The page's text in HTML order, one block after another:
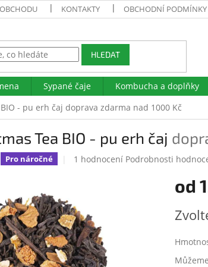
KONTAKTY OBCHODNÍ PODMÍNKY
HLEDAT
Sypané čaje Kombucha a doplňky
- pu erh čaj doprava zdarma nad 1000 Kč
Tea BIO - pu erh čaj
Pro náročné
Průměrné
5,0
z
5
hvězdiček.
1 hodnocení Podrobnosti
od
cena: